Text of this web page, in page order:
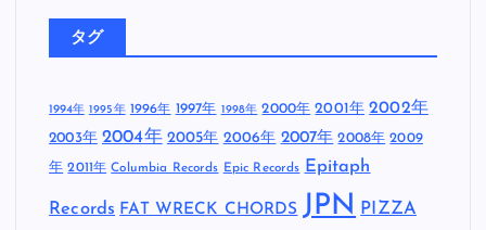
タグ
1994年 1995年 1996年 1997年 1998年 2000年 2001年 2002年
2003年 2004年 2005年 2006年 2007年 2008年 2009
年 2011年 Columbia Records Epic Records Epitaph
Records FAT WRECK CHORDS JPN PIZZA